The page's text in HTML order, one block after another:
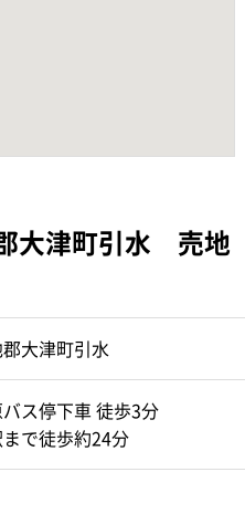
大津町引水 売地
大津町引水
ス停下車 徒歩3分
で徒歩約24分